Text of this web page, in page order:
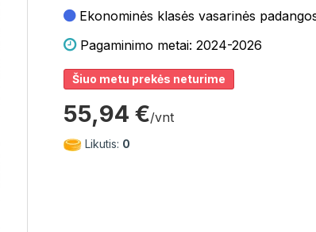
Ekonominės klasės vasarinės
Pagaminimo metai: 2024-2026
Šiuo metu prekės neturime
55,94 €/vnt
Likutis: 0